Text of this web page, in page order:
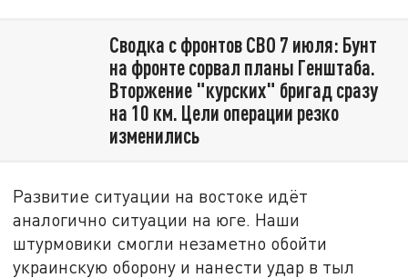
Сводка с фронтов СВО 7 июля: Бунт
на фронте сорвал планы Генштаба.
Вторжение "курских" бригад сразу
на 10 км. Цели операции резко
изменились
Развитие ситуации на востоке идёт
аналогично ситуации на юге. Наши
штурмовики смогли незаметно обойти
украинскую оборону и нанести удар в тыл